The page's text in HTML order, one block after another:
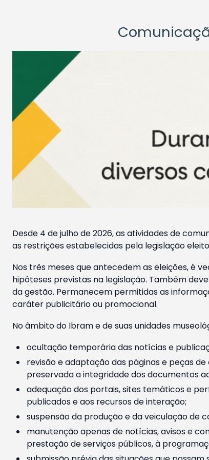
Desde 4 de julho de 2026, as atividades de
as restrições estabelecidas pela legislação
Nos três meses que antecedem as eleições, é
hipóteses previstas na legislação. Também
da gestão. Permanecem permitidas as
caráter publicitário ou promocional.
No âmbito do Ibram e de suas unidades
ocultação temporária das notícias e
revisão e adaptação das páginas e peças
preservada a integridade dos documentos
adequação dos portais, sites temáticos e
publicados e aos recursos de interação;
suspensão da produção e da veiculação de
manutenção apenas de notícias, avisos e
prestação de serviços públicos, à